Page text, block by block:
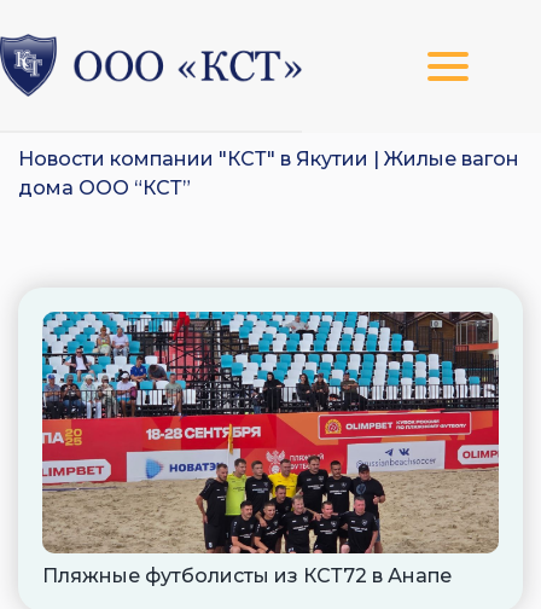
Новости компании "КСТ" в Якутии | Жилые вагон
дома ООО “КСТ”
Пляжные футболисты из КСТ72 в Анапе